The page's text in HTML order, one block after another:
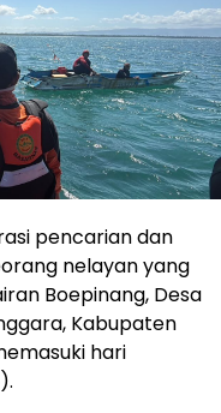
pencarian dan
nelayan yang
Boepinang, Desa
Kabupaten
hari